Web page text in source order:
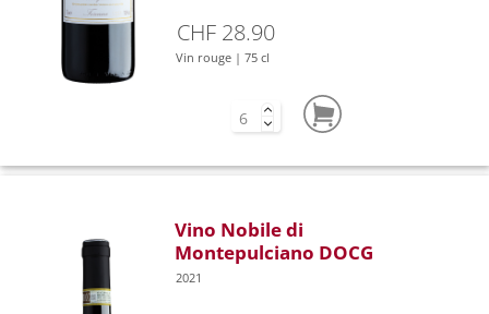
CHF 28.90
Vin rouge | 75 cl
Vino Nobile di
Montepulciano DOCG
2021